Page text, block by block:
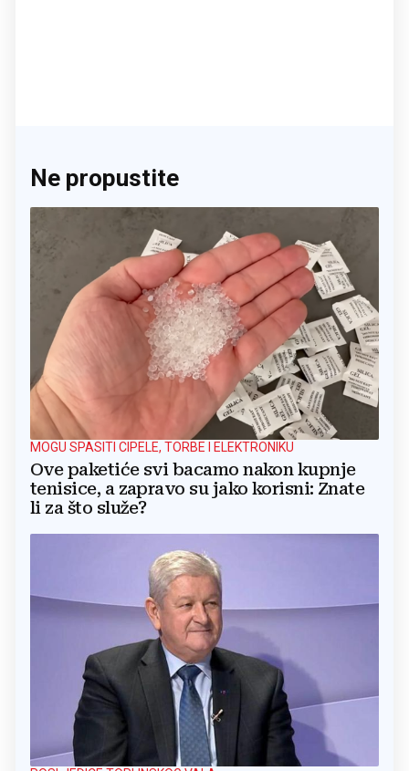
Ne propustite
MOGU SPASITI CIPELE, TORBE I ELEKTRONIKU
Ove paketiće svi bacamo nakon kupnje
tenisice, a zapravo su jako korisni: Znate
li za što služe?